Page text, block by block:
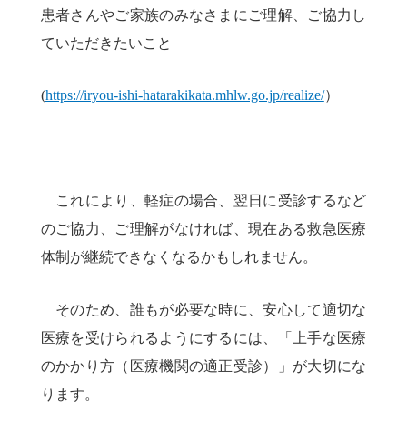
患者さんやご家族のみなさまにご理解、ご協力し
ていただきたいこと
(https://iryou-ishi-hatarakikata.mhlw.go.jp/realize/）
これにより、軽症の場合、翌日に受診するなど
のご協力、ご理解がなければ、現在ある救急医療
体制が継続できなくなるかもしれません。
そのため、誰もが必要な時に、安心して適切な
医療を受けられるようにするには、「上手な医療
のかかり方（医療機関の適正受診）」が大切にな
ります。